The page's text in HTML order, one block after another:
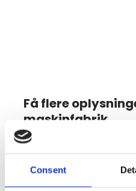
Consent
Få flere
maskinfabrik
​Kontakt os for at høre
Samtidig kan vi høre,